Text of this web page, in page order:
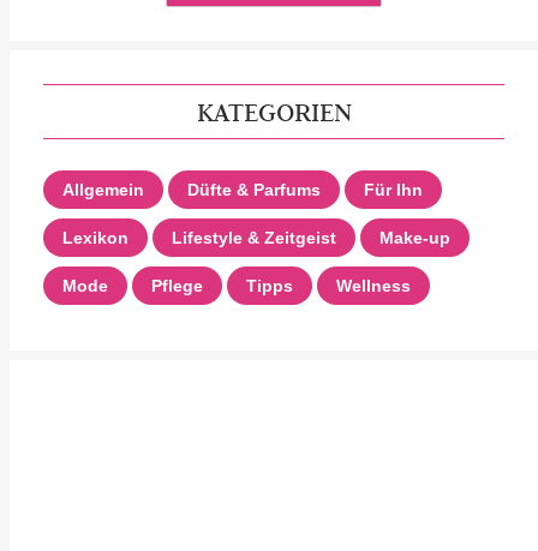
KATEGORIEN
Allgemein Düfte & Parfums Für Ihn
Lexikon Lifestyle & Zeitgeist Make-up
Mode Pflege Tipps Wellness